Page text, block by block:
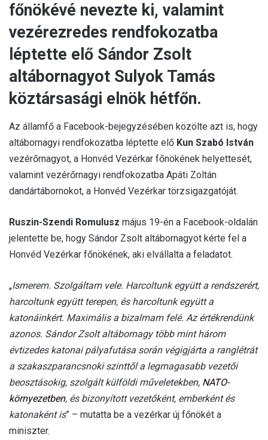
főnökévé nevezte ki, valamint
vezérezredes rendfokozatba
léptette elő Sándor Zsolt
altábornagyot Sulyok Tamás
köztársasági elnök hétfőn.
Az államfő a Facebook-bejegyzésében közölte azt is, hogy
altábornagyi rendfokozatba léptette elő Kun Szabó István
vezérőrnagyot, a Honvéd Vezérkar főnökének helyettesét,
valamint vezérőrnagyi rendfokozatba Apáti Zoltán
dandártábornokot, a Honvéd Vezérkar törzsigazgatóját.
Ruszin-Szendi Romulusz május 19-én a Facebook-oldalán
jelentette be, hogy Sándor Zsolt altábornagyot kérte fel a
Honvéd Vezérkar főnökének, aki elvállalta a feladatot.
„Ismerem. Szolgáltam vele. Harcoltunk együtt a rendszerért,
harcoltunk együtt terepen, és harcoltunk együtt a
katonáinkért. Maximális a bizalmam felé. Az értékrendünk
azonos. Sándor Zsolt altábornagy több mint három
évtizedes katonai pályafutása során végigjárta a ranglétrát
a szakaszparancsnoki szinttől a legmagasabb vezetői
beosztásokig, szolgált külföldi műveletekben, NATO-
környezetben, és bizonyított vezetőként, emberként és
katonaként is” – mutatta be a vezérkar új főnökét a
miniszter.